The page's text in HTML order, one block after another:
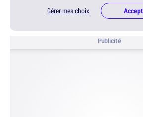
Gérer mes choix
Publicité